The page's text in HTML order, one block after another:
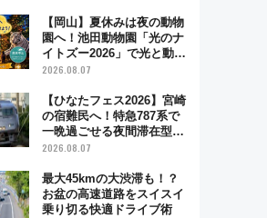
【岡山】夏休みは夜の動物
園へ！池田動物園「光のナ
イトズー2026」で光と動物
が彩る特別な夜
2026.08.07
【ひなたフェス2026】宮崎
の宿難民へ！特急787系で
一晩過ごせる夜間滞在型イ
ベント「スワローおひさ
2026.08.07
最大45kmの大渋滞も！？
お盆の高速道路をスイスイ
乗り切る快適ドライブ術